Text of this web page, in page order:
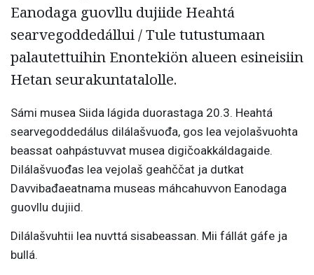
Eanodaga guovllu dujiide Heahtá
searvegoddedállui / Tule tutustumaan
palautettuihin Enontekiön alueen esineisiin
Hetan seurakuntatalolle.
Sámi musea Siida lágida duorastaga 20.3. Heahtá
searvegoddedálus dilálašvuođa, gos lea vejolašvuohta
beassat oahpástuvvat musea digičoakkáldagaide.
Dilálašvuođas lea vejolaš geahččat ja dutkat
Davvibađaeatnama museas máhcahuvvon Eanodaga
guovllu dujiid.
Dilálašvuhtii lea nuvttá sisabeassan. Mii fállát gáfe ja
bullá.